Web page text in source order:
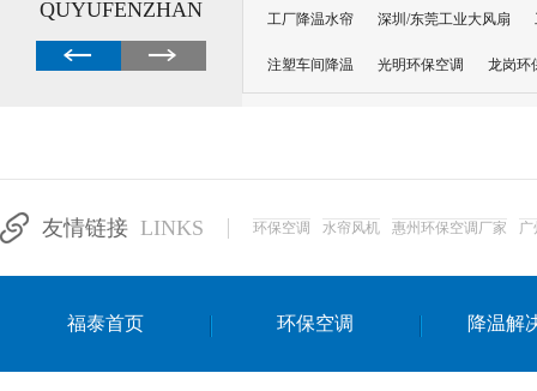
QUYUFENZHAN 工厂降温水帘 深圳/东莞工业大风扇
注塑车间降温 光明环保空调 龙岗环
达州工业省电安装
友情链接 LINKS 环保空调 水帘风机 惠州环保空调厂家 广
福泰首页 环保空调 降温解